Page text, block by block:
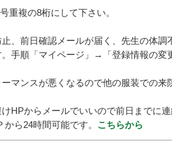
複の8桁にして下さい。
、前日確認メールが届く、先生の体調
手順「マイページ」→「登録情報の変
マンスが悪くなるので他の服装での来
HPからメールでいいので前日までに
ら24時間可能です。 こちらから